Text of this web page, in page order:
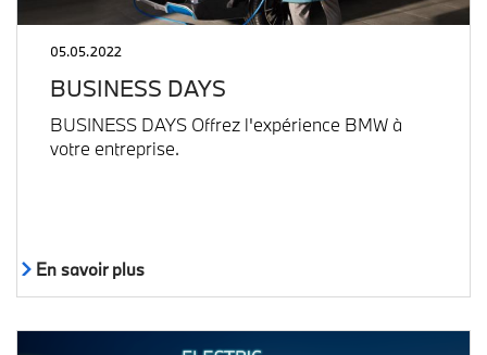
05.05.2022
BUSINESS DAYS
BUSINESS DAYS Offrez l'expérience BMW à
votre entreprise.
En savoir plus